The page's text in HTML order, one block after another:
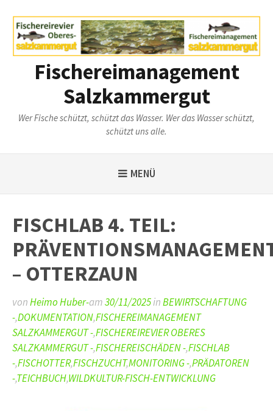
zum
Inhalt
Fischereimanagement
Salzkammergut
Wer Fische schützt, schützt das Wasser. Wer das Wasser schützt,
schützt uns alle.
MENÜ
FISCHLAB 4. TEIL:
– OTTERZAUN
vonHeimo Huber-am30/11/2025inBEWIRTSCHAFTUNG
-,DOKUMENTATION,FISCHEREIMANAGEMENT
SALZKAMMERGUT -,FISCHEREIREVIER OBERES
SALZKAMMERGUT -,FISCHEREISCHÄDEN -,FISCHLAB
-,FISCHOTTER,FISCHZUCHT,MONITORING -,PRÄDATOREN
-,TEICHBUCH,WILDKULTUR-FISCH-ENTWICKLUNG